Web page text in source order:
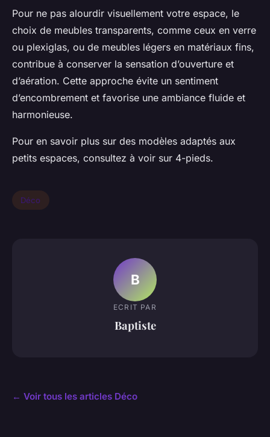
Pour ne pas alourdir visuellement votre espace, le
choix de meubles transparents, comme ceux en verre
ou plexiglas, ou de meubles légers en matériaux fins,
contribue à conserver la sensation d’ouverture et
d’aération. Cette approche évite un sentiment
d’encombrement et favorise une ambiance fluide et
harmonieuse.
Pour en savoir plus sur des modèles adaptés aux
petits espaces, consultez à voir sur 4-pieds.
Déco
B
ECRIT PAR
Baptiste
← Voir tous les articles Déco